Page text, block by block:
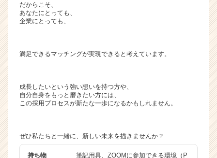
だからこそ、
あなたにとっても、
企業にとっても、
満足できるマッチングが実現できると考えています。
成長したいという強い想いを持つ方や、
自分自身をもっと磨きたい方には、
この採用プロセスが新たな一歩になるかもしれません。
ぜひ私たちと一緒に、新しい未来を描きませんか？
持ち物 筆記用具、ZOOMに参加できる環境（P